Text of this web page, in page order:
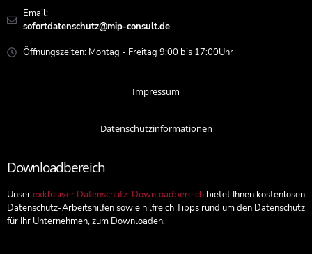
Email:
sofortdatenschutz@mip-consult.de
Öffnungszeiten: Montag - Freitag 9:00 bis 17:00Uhr
Impressum
Datenschutzinformationen
Downloadbereich
Unserexklusiver Datenschutz-Downloadbereich bietet Ihnen kostenlosen
Datenschutz-Arbeitshilfen sowie hilfreich Tipps rund um den Datenschutz
für Ihr Unternehmen, zum Downloaden.